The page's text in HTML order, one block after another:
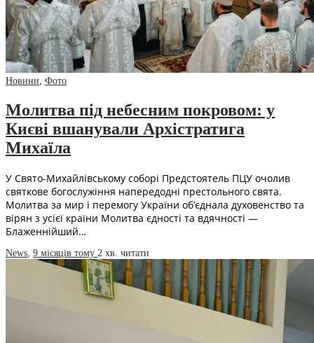
Новини, Фото
Молитва під небесним покровом: у
Києві вшанували Архістратига
Михаїла
У Свято-Михайлівському соборі Предстоятель ПЦУ очолив
святкове богослужіння напередодні престольного свята.
Молитва за мир і перемогу України об’єднала духовенство та
вірян з усієї країни Молитва єдності та вдячності —
Блаженнійший…
News, 9 місяців тому 2 хв. читати